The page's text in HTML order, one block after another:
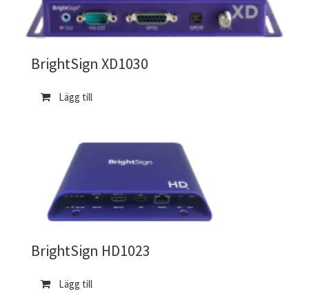
BrightSign XD1030
Lägg till
BrightSign HD1023
Lägg till